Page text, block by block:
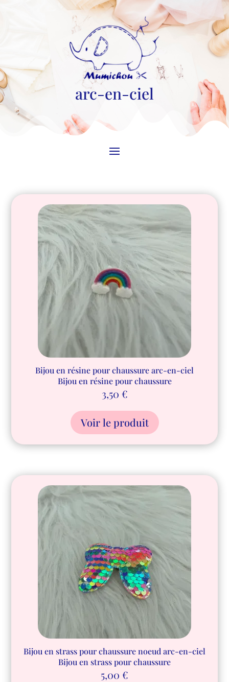
arc-en-ciel
Bijou en résine pour chaussure arc-en-ciel
Bijou en résine pour chaussure
3,50 €
Voir le produit
Bijou en strass pour chaussure noeud arc-en-ciel
Bijou en strass pour chaussure
5,00 €